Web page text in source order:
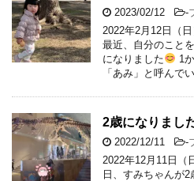
2023/02/12 -
2022年2月12日（
最近、自分のこと
になりました
1
「あみ」と呼んで
2歳になりまし
2022/12/11 -
2022年12月11日（
日、すみちゃんが